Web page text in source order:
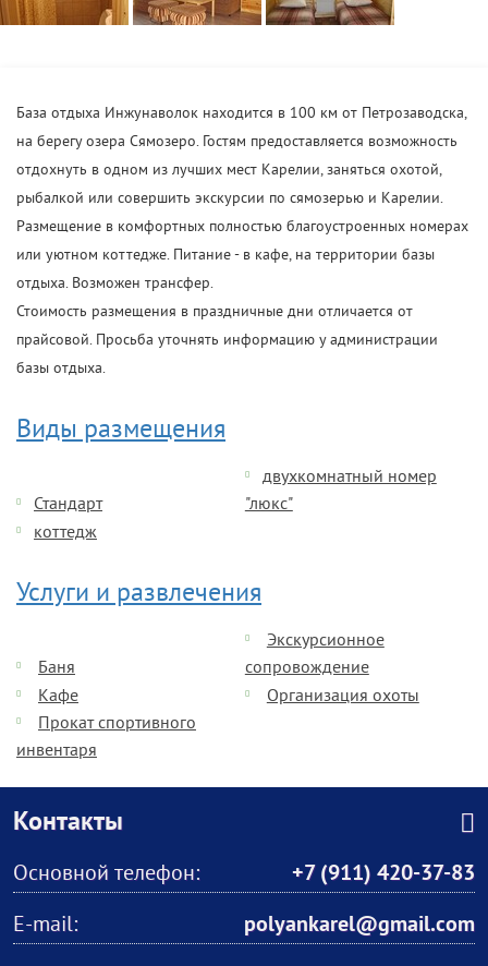
База отдыха Инжунаволок находится в 100 км от Петрозаводска,
на берегу озера Сямозеро. Гостям предоставляется возможность
отдохнуть в одном из лучших мест Карелии, заняться охотой,
рыбалкой или совершить экскурсии по сямозерью и Карелии.
Размещение в комфортных полностью благоустроенных номерах
или уютном коттедже. Питание - в кафе, на территории базы
отдыха. Возможен трансфер.
Стоимость размещения в праздничные дни отличается от
прайсовой. Просьба уточнять информацию у администрации
базы отдыха.
Виды размещения
Стандарт
двухкомнатный номер
"люкс"
коттедж
Услуги и развлечения
Баня
Экскурсионное
сопровождение
Кафе
Организация охоты
Прокат спортивного
инвентаря
Контакты
Основной телефон:
+7 (911) 420-37-83
E-mail:
polyankarel@gmail.com